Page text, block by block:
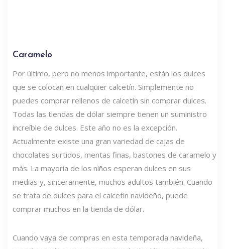
Caramelo
Por último, pero no menos importante, están los dulces
que se colocan en cualquier calcetín. Simplemente no
puedes comprar rellenos de calcetín sin comprar dulces.
Todas las tiendas de dólar siempre tienen un suministro
increíble de dulces. Este año no es la excepción.
Actualmente existe una gran variedad de cajas de
chocolates surtidos, mentas finas, bastones de caramelo y
más. La mayoría de los niños esperan dulces en sus
medias y, sinceramente, muchos adultos también. Cuando
se trata de dulces para el calcetín navideño, puede
comprar muchos en la tienda de dólar.
Cuando vaya de compras en esta temporada navideña,